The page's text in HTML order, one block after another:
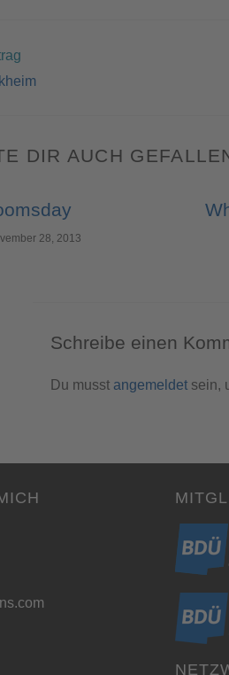
DIR AUCH
28, 2013
Schreibe einen
Du musst angemeldet sein,